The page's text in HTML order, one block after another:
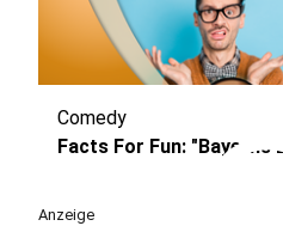
Comedy
Facts For Fun: "Bayerns
Anzeige